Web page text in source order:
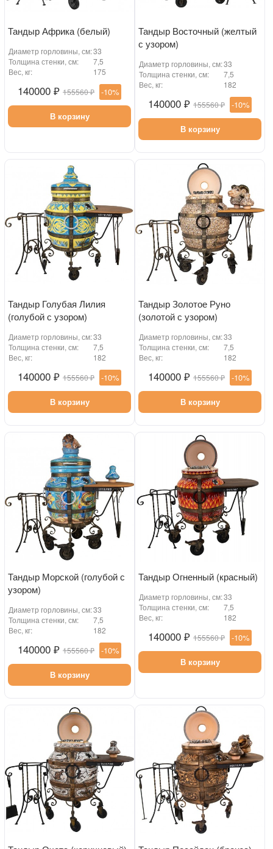
Тандыр Африка (белый)
Диаметр горловины, см:33
Толщина стенки, см:
7,5
Вес, кг:
175
140000 ₽ 155560 ₽ -10%
В корзину
Тандыр Восточный (желтый
с узором)
Диаметр горловины, см:33
Толщина стенки, см:
7,5
Вес, кг:
182
140000 ₽ 155560 ₽ -10%
В корзину
Тандыр Голубая Лилия
(голубой с узором)
Диаметр горловины, см:33
Толщина стенки, см:
7,5
Вес, кг:
182
140000 ₽ 155560 ₽ -10%
В корзину
Тандыр Золотое Руно
(золотой с узором)
Диаметр горловины, см:33
Толщина стенки, см:
7,5
Вес, кг:
182
140000 ₽ 155560 ₽ -10%
В корзину
Тандыр Морской (голубой с
узором)
Диаметр горловины, см:33
Толщина стенки, см:
7,5
Вес, кг:
182
140000 ₽ 155560 ₽ -10%
В корзину
Тандыр Огненный (красный)
Диаметр горловины, см:33
Толщина стенки, см:
7,5
Вес, кг:
182
140000 ₽ 155560 ₽ -10%
В корзину